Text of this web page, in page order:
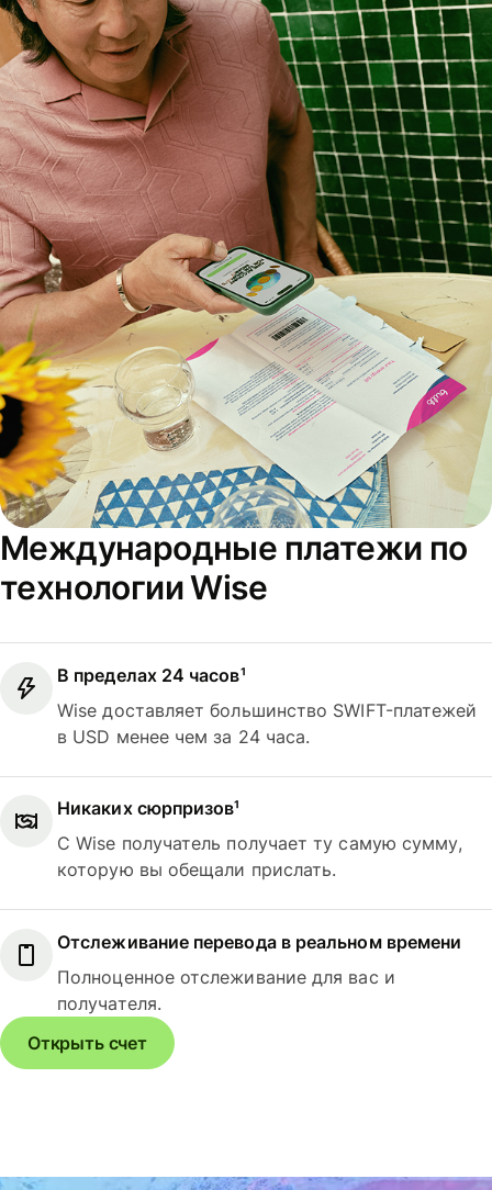
Международные платежи по
технологии Wise
В пределах 24 часов¹
Wise доставляет большинство SWIFT-платежей
в USD менее чем за 24 часа.
Никаких сюрпризов¹
С Wise получатель получает ту самую сумму,
которую вы обещали прислать.
Отслеживание перевода в реальном времени
Полноценное отслеживание для вас и
получателя.
Открыть счет